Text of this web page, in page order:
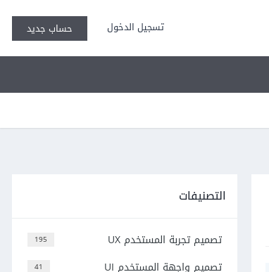
تسجيل الدخول حساب جديد
التصنيفات
195 تصميم تجربة المستخدم UX
41 تصميم واجهة المستخدم UI